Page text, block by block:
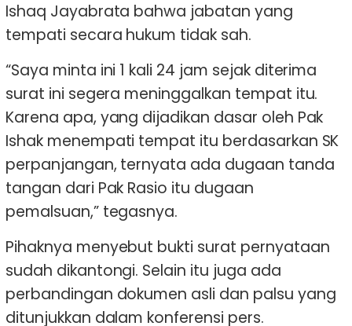
Ishaq Jayabrata bahwa jabatan yang
tempati secara hukum tidak sah.
“Saya minta ini 1 kali 24 jam sejak diterima
surat ini segera meninggalkan tempat itu.
Karena apa, yang dijadikan dasar oleh Pak
Ishak menempati tempat itu berdasarkan SK
perpanjangan, ternyata ada dugaan tanda
tangan dari Pak Rasio itu dugaan
pemalsuan,” tegasnya.
Pihaknya menyebut bukti surat pernyataan
sudah dikantongi. Selain itu juga ada
perbandingan dokumen asli dan palsu yang
ditunjukkan dalam konferensi pers.